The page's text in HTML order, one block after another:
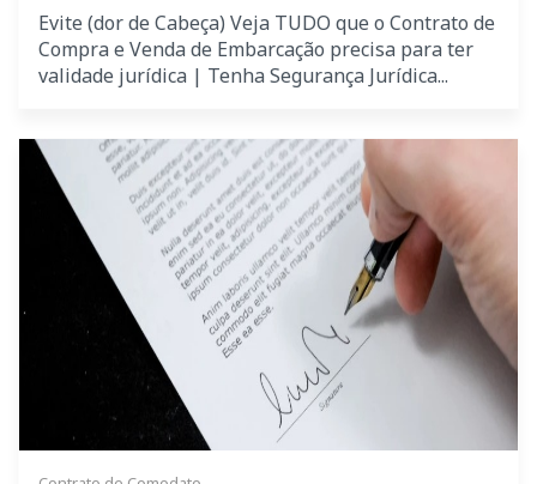
Evite (dor de Cabeça) Veja TUDO que o Contrato de
Compra e Venda de Embarcação precisa para ter
validade jurídica | Tenha Segurança Jurídica...